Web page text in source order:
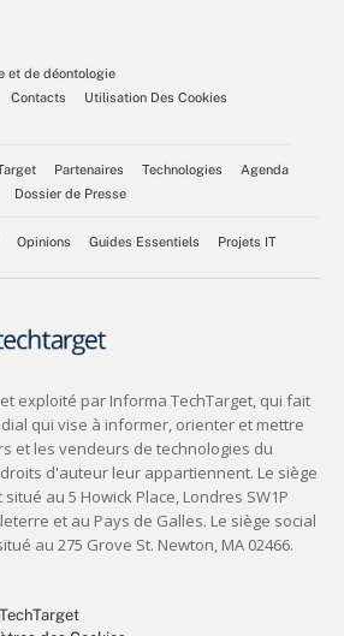
et de déontologie
Contacts
Utilisation Des Cookies
Partenaires Technologies
Agenda
Dossier de Presse
Opinions Guides Essentiels Projets IT